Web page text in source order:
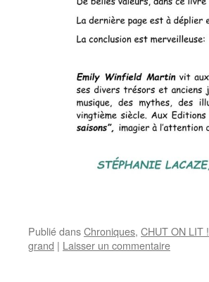
Publié dansChroniques, CHUT ON LIT !
grand | Laisser un commentaire